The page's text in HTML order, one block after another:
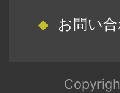
お問い